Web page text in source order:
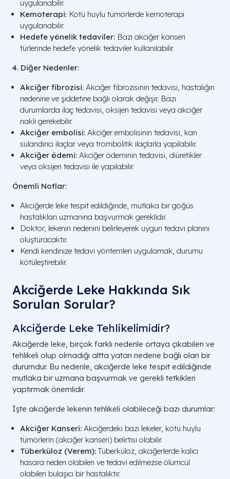
uygulanabilir.
Kemoterapi: Kötü huylu tümörlerde kemoterapi
uygulanabilir.
Hedefe yönelik tedaviler: Bazı akciğer kanseri
türlerinde hedefe yönelik tedaviler kullanılabilir.
4. Diğer Nedenler:
Akciğer fibrozisi: Akciğer fibrozisinin tedavisi, hastalığın
nedenine ve şiddetine bağlı olarak değişir. Bazı
durumlarda ilaç tedavisi, oksijen tedavisi veya akciğer
nakli gerekebilir.
Akciğer embolisi: Akciğer embolisinin tedavisi, kan
sulandırıcı ilaçlar veya trombolitik ilaçlarla yapılabilir.
Akciğer ödemi: Akciğer ödeminin tedavisi, diüretikler
veya oksijen tedavisi ile yapılabilir.
Önemli Notlar:
Akciğerde leke tespit edildiğinde, mutlaka bir göğüs
hastalıkları uzmanına başvurmak gereklidir.
Doktor, lekenin nedenini belirleyerek uygun tedavi planını
oluşturacaktır.
Kendi kendinize tedavi yöntemleri uygulamak, durumu
kötüleştirebilir.
Akciğerde Leke Hakkında Sık
Sorulan Sorular?
Akciğerde Leke Tehlikelimi​dir?
Akciğerde leke, birçok farklı nedenle ortaya çıkabilen ve
tehlikeli olup olmadığı altta yatan nedene bağlı olan bir
durumdur. Bu nedenle, akciğerde leke tespit edildiğinde
mutlaka bir uzmana başvurmak ve gerekli tetkikleri
yaptırmak önemlidir.
İşte akciğerde lekenin tehlikeli olabileceği bazı durumlar:
Akciğer Kanseri: Akciğerdeki bazı lekeler, kötü huylu
tümörlerin (akciğer kanseri) belirtisi olabilir.
Tüberküloz (Verem): Tüberküloz, akciğerlerde kalıcı
hasara neden olabilen ve tedavi edilmezse ölümcül
olabilen bulaşıcı bir hastalıktır.